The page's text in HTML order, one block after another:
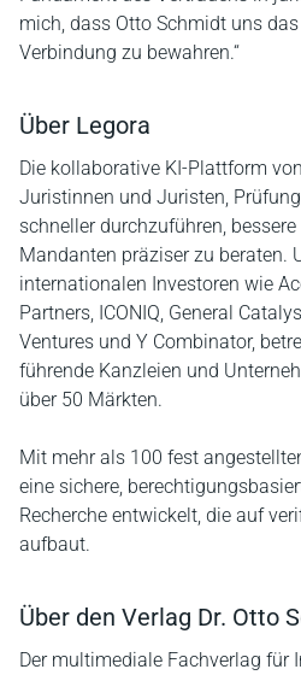
mich, dass Otto Schmidt uns
Verbindung zu bewahren.“
Über Legora
Die kollaborative KI-Plattform
Juristinnen und Juristen,
schneller durchzuführen,
Mandanten präziser zu beraten.
internationalen Investoren wie
Partners, ICONIQ, General
Ventures und Y Combinator,
führende Kanzleien und
über 50 Märkten.
Mit mehr als 100 fest
eine sichere,
Recherche entwickelt, die auf
aufbaut.
Über den Verlag Dr. Otto
Der multimediale Fachverlag für